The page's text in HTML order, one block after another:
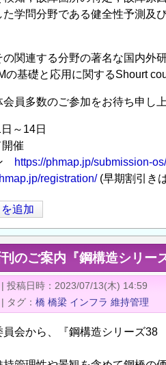
学問分野である健全性予測及
関連する分野の著名な国内外
基礎と応用に関するShourt
員多数のご参加をお待ち申し上
～14日
催
https://phmap.jp/submission-os/
registration/(早期割引き
追加
のご案内『鋼構造シリ
| 投稿日時
2023/07/13(木) 14:59
| タグ 橋 橋梁 インフラ 維持管理
員会から、『鋼構造シリーズ